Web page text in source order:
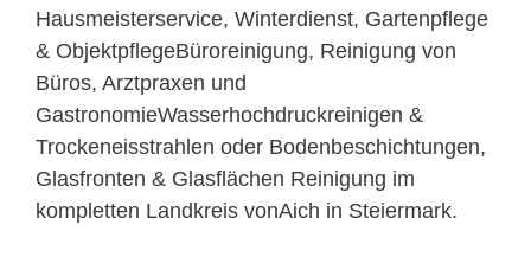
Hausmeisterservice, Winterdienst, Gartenpflege
& ObjektpflegeBüroreinigung, Reinigung von
Büros, Arztpraxen und
GastronomieWasserhochdruckreinigen &
Trockeneisstrahlen oder Bodenbeschichtungen,
Glasfronten & Glasflächen Reinigung im
kompletten Landkreis vonAich in Steiermark.